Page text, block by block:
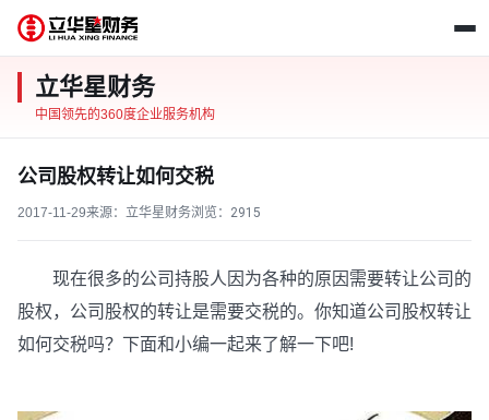
立华星财务
中国领先的360度企业服务机构
公司股权转让如何交税
2017-11-29来源：立华星财务浏览： 2915
现在很多的公司持股人因为各种的原因需要转让公司的
股权，公司股权的转让是需要交税的。你知道公司股权转让
如何交税吗？下面和小编一起来了解一下吧!